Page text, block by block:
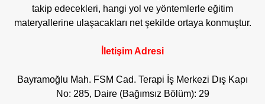
takip edecekleri, hangi yol ve yöntemlerle eğitim
materyallerine ulaşacakları net şekilde ortaya konmuştur.
İletişim Adresi
Bayramoğlu Mah. FSM Cad. Terapi İş Merkezi Dış Kapı
No: 285, Daire (Bağımsız Bölüm): 29